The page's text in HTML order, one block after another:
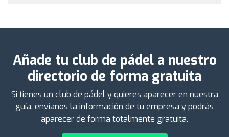
Añade tu club de pádel a nuestro
directorio de forma gratuita
Si tienes un club de pádel y quieres aparecer en nuestra
guía, envíanos la información de tu empresa y podrás
aparecer de forma totalmente gratuita.